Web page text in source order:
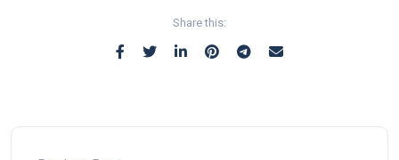
Share this: